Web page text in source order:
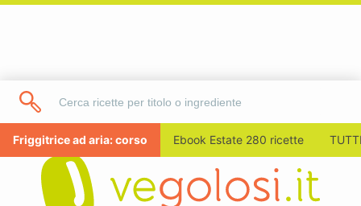
Friggitrice ad aria: corso Ebook Estate 280 ricette